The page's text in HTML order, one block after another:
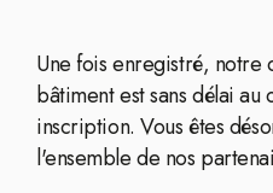
Une fois enregistré, notre
bâtiment est sans délai
inscription. Vous êtes
l'ensemble de nos